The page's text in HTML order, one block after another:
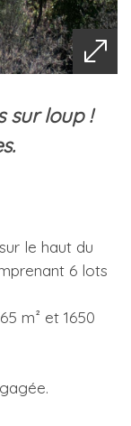
le haut du
6 lots
m² et 1650